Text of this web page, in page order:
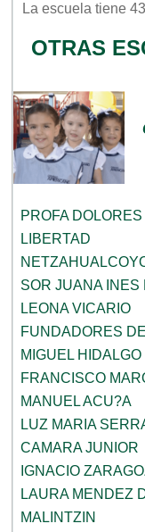
La escuela tiene
OTRAS
PROFA
LIBERTAD
SOR JUANA INES
LEONA VICARIO
FUNDADORES
MIGUEL
FRANCISCO
MANUEL ACU?A
LUZ MARIA
CAMARA JUNIOR
IGNACIO
LAURA MENDEZ
MALINTZIN